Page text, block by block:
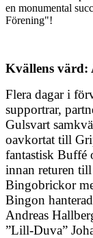
en monumental
Förening"!
Kvällens värd:
Flera dagar i
supportrar,
Gulsvart
oavkortat till
fantastisk Buffé
innan returen
Bingobrickor
Bingon
Andreas
”Lill-Duva”